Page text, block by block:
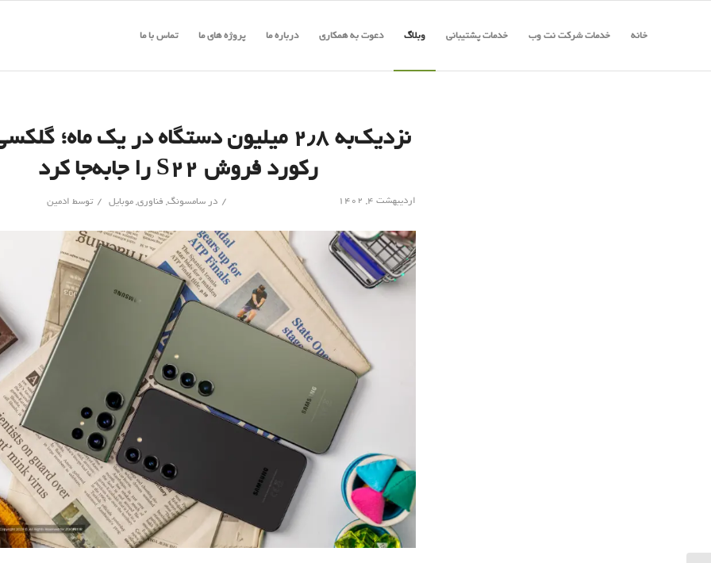
خانه خدمات شرکت نت وب خدمات پشتیبانی وبلاگ دعوت به همکاری درباره ما پروژه های ما تماس با ما
رکورد فروش S22 را جابه‌جا کرد
اردیبهشت ۴, ۱۴۰۲ / درسامسونگ, فناوری,موبایل / توسط ادمین